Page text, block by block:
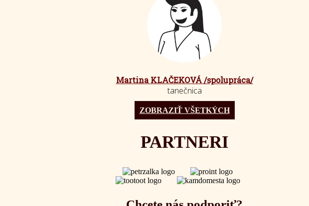
Martina KLAČEKOVÁ /spolupráca/
tanečnica
ZOBRAZIŤ VŠETKÝCH
PARTNERI